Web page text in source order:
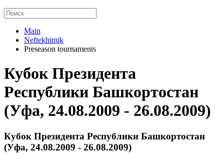
Main
Neftekhimik
Preseason tournaments
Кубок Президента
Республики Башкортостан
(Уфа, 24.08.2009 - 26.08.2009)
Кубок Президента Республики Башкортостан
(Уфа, 24.08.2009 - 26.08.2009)